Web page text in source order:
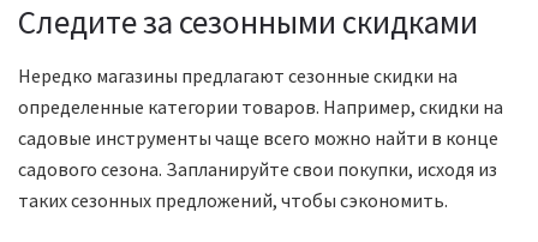
Следите за сезонными скидками
Нередко магазины предлагают сезонные скидки на
определенные категории товаров. Например, скидки на
садовые инструменты чаще всего можно найти в конце
садового сезона. Запланируйте свои покупки, исходя из
таких сезонных предложений, чтобы сэкономить.